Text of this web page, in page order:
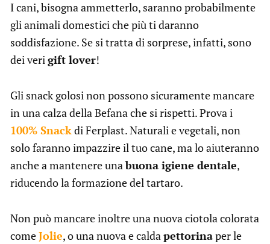
I cani, bisogna ammetterlo, saranno probabilmente
gli animali domestici che più ti daranno
soddisfazione. Se si tratta di sorprese, infatti, sono
dei verigift lover!
Gli snack golosi non possono sicuramente mancare
in una calza della Befana che si rispetti. Prova i
100% Snackdi Ferplast. Naturali e vegetali, non
solo faranno impazzire il tuo cane, ma lo aiuteranno
anche a mantenere unabuona igiene dentale,
riducendo la formazione del tartaro.
Non può mancare inoltre una nuova ciotola colorata
comeJolie, o una nuova e caldapettorinaper le